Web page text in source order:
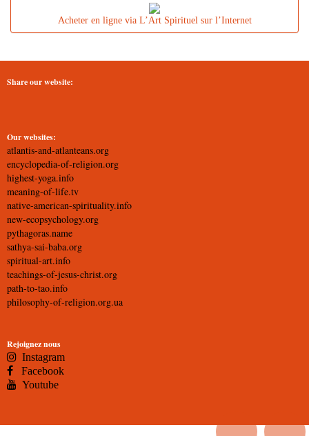
Acheter en ligne via L’Art Spirituel sur l’Internet
Share our website:
Our websites:
atlantis-and-atlanteans.org
encyclopedia-of-religion.org
highest-yoga.info
meaning-of-life.tv
native-american-spirituality.info
new-ecopsychology.org
pythagoras.name
sathya-sai-baba.org
spiritual-art.info
teachings-of-jesus-christ.org
path-to-tao.info
philosophy-of-religion.org.ua
Rejoignez nous
Instagram
Facebook
Youtube